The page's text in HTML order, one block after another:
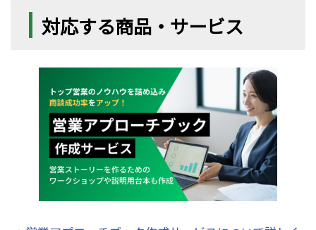
対応する商品・サービス